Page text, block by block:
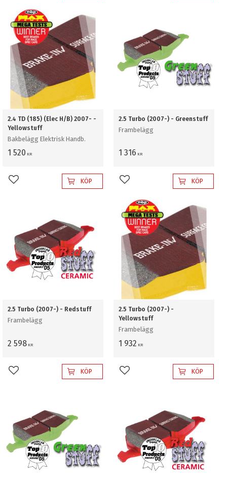
2.4 TD (185) (Elec H/B) 2007- -
Yellowstuff
Bakbelägg Elektrisk Handb.
1 520 KR
Lägg till i favoriterKÖP
2.5 Turbo (2007-) - Greenstuff
Frambelägg
1 316 KR
Lägg till i favoriterKÖP
2.5 Turbo (2007-) - Redstuff
Frambelägg
2 598 KR
Lägg till i favoriterKÖP
2.5 Turbo (2007-) -
Yellowstuff
Frambelägg
1 932 KR
Lägg till i favoriterKÖP